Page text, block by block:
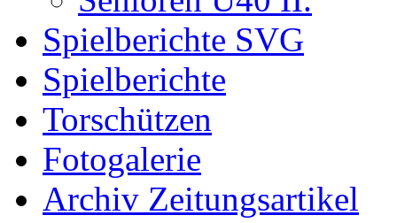
Spielberichte SVG
Spielberichte
Torschützen
Fotogalerie
Archiv Zeitungsartikel